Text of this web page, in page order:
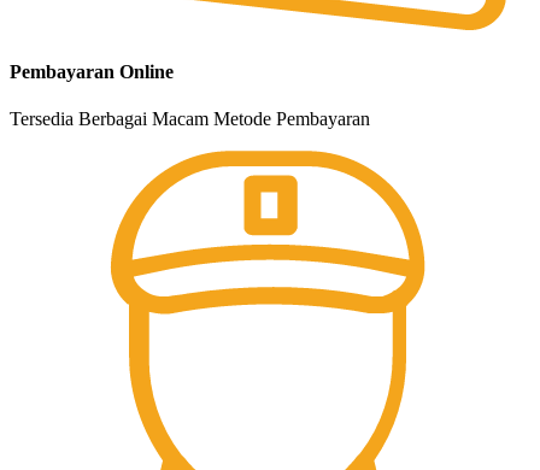
Pembayaran Online
Tersedia Berbagai Macam Metode Pembayaran